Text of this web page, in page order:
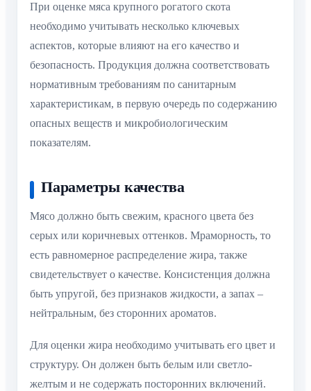
При оценке мяса крупного рогатого скота
необходимо учитывать несколько ключевых
аспектов, которые влияют на его качество и
безопасность. Продукция должна соответствовать
нормативным требованиям по санитарным
характеристикам, в первую очередь по содержанию
опасных веществ и микробиологическим
показателям.
Параметры качества
Мясо должно быть свежим, красного цвета без
серых или коричневых оттенков. Мраморность, то
есть равномерное распределение жира, также
свидетельствует о качестве. Консистенция должна
быть упругой, без признаков жидкости, а запах –
нейтральным, без сторонних ароматов.
Для оценки жира необходимо учитывать его цвет и
структуру. Он должен быть белым или светло-
желтым и не содержать посторонних включений.